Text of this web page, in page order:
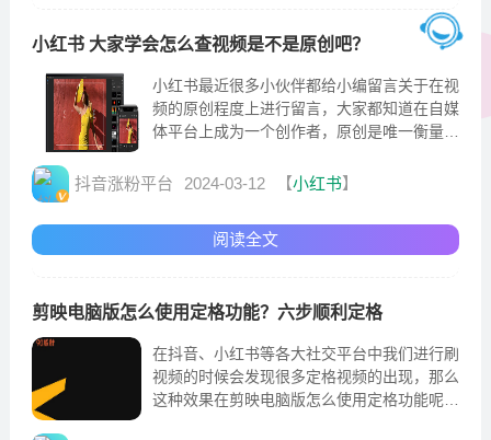
小红书 大家学会怎么查视频是不是原创吧？
小红书最近很多小伙伴都给小编留言关于在视
频的原创程度上进行留言，大家都知道在自媒
体平台上成为一个创作者，原创是唯一衡量一
质量的输出
抖音涨粉平台 2024-03-12 【小红书】
阅读全文
剪映电脑版怎么使用定格功能？六步顺利定格
在抖音、小红书等各大社交平台中我们进行刷
视频的时候会发现很多定格视频的出现，那么
这种效果在剪映电脑版怎么使用定格功能呢?